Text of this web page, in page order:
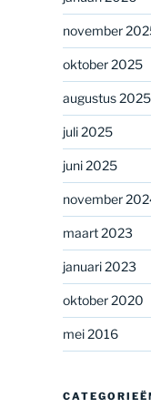
november
oktober 2025
augustus 2025
juli 2025
juni 2025
november
maart 2023
januari 2023
oktober 2020
mei 2016